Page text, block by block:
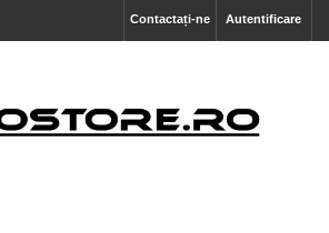
Autentificare
Contactați-ne